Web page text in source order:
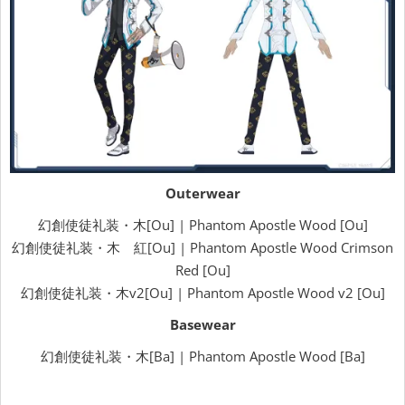
Outerwear
幻創使徒礼装・木[Ou] | Phantom Apostle Wood [Ou]
幻創使徒礼装・木 紅[Ou] | Phantom Apostle Wood Crimson
Red [Ou]
幻創使徒礼装・木v2[Ou] | Phantom Apostle Wood v2 [Ou]
Basewear
幻創使徒礼装・木[Ba] | Phantom Apostle Wood [Ba]